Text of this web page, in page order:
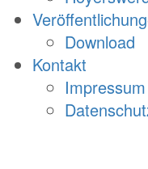
Download
Kontakt
Impressum